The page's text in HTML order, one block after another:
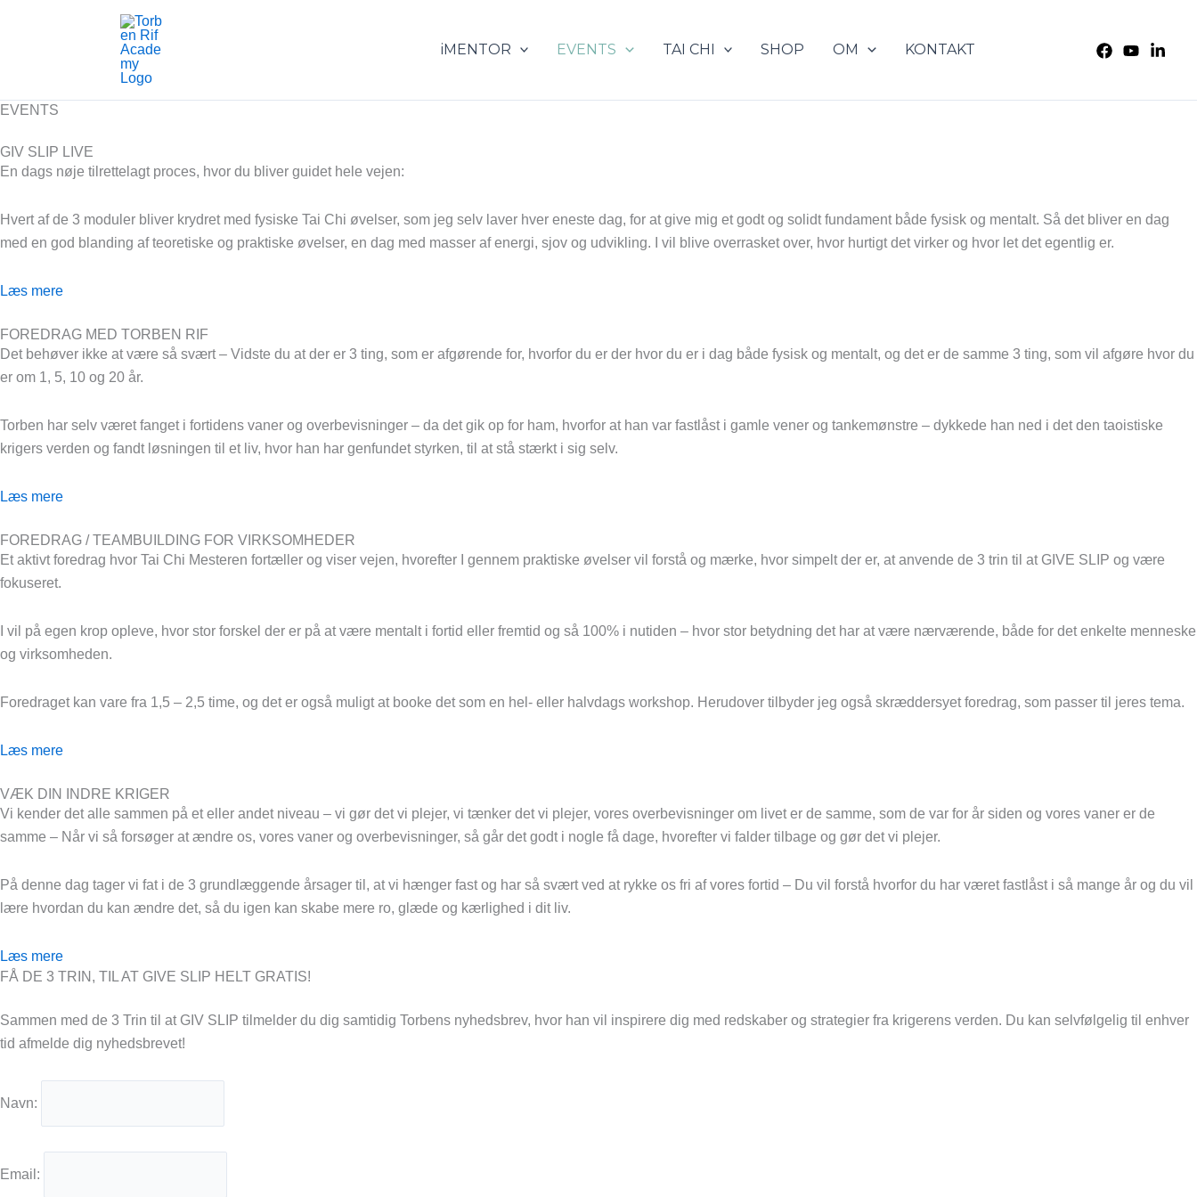
iMENTOR EVENTS TAI CHI SHOP OM KONTAKT
EVENTS
GIV SLIP LIVE
En dags nøje tilrettelagt proces, hvor du bliver guidet hele vejen:
Hvert af de 3 moduler bliver krydret med fysiske Tai Chi øvelser, som jeg selv laver hver eneste dag, for at give mig et godt og solidt fundament både fysisk og mentalt. Så det bliver en dag
med en god blanding af teoretiske og praktiske øvelser, en dag med masser af energi, sjov og udvikling. I vil blive overrasket over, hvor hurtigt det virker og hvor let det egentlig er.
Læs mere
FOREDRAG MED TORBEN RIF
Det behøver ikke at være så svært – Vidste du at der er 3 ting, som er afgørende for, hvorfor du er der hvor du er i dag både fysisk og mentalt, og det er de samme 3 ting, som vil afgøre hvor du
er om 1, 5, 10 og 20 år.
Torben har selv været fanget i fortidens vaner og overbevisninger – da det gik op for ham, hvorfor at han var fastlåst i gamle vener og tankemønstre – dykkede han ned i det den taoistiske
krigers verden og fandt løsningen til et liv, hvor han har genfundet styrken, til at stå stærkt i sig selv.
Læs mere
FOREDRAG / TEAMBUILDING FOR VIRKSOMHEDER
Et aktivt foredrag hvor Tai Chi Mesteren fortæller og viser vejen, hvorefter I gennem praktiske øvelser vil forstå og mærke, hvor simpelt der er, at anvende de 3 trin til at GIVE SLIP og være
fokuseret.
I vil på egen krop opleve, hvor stor forskel der er på at være mentalt i fortid eller fremtid og så 100% i nutiden – hvor stor betydning det har at være nærværende, både for det enkelte menneske
og virksomheden.
Foredraget kan vare fra 1,5 – 2,5 time, og det er også muligt at booke det som en hel- eller halvdags workshop. Herudover tilbyder jeg også skræddersyet foredrag, som passer til jeres tema.
Læs mere
VÆK DIN INDRE KRIGER
Vi kender det alle sammen på et eller andet niveau – vi gør det vi plejer, vi tænker det vi plejer, vores overbevisninger om livet er de samme, som de var for år siden og vores vaner er de
samme – Når vi så forsøger at ændre os, vores vaner og overbevisninger, så går det godt i nogle få dage, hvorefter vi falder tilbage og gør det vi plejer.
På denne dag tager vi fat i de 3 grundlæggende årsager til, at vi hænger fast og har så svært ved at rykke os fri af vores fortid – Du vil forstå hvorfor du har været fastlåst i så mange år og du vil
lære hvordan du kan ændre det, så du igen kan skabe mere ro, glæde og kærlighed i dit liv.
Læs mere
FÅ DE 3 TRIN, TIL AT GIVE SLIP HELT GRATIS!
Sammen med de 3 Trin til at GIV SLIP tilmelder du dig samtidig Torbens nyhedsbrev, hvor han vil inspirere dig med redskaber og strategier fra krigerens verden. Du kan selvfølgelig til enhver
tid afmelde dig nyhedsbrevet!
Navn:
Email: